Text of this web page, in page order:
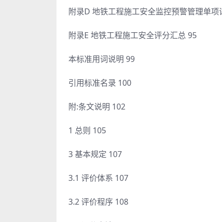
附录D 地铁工程施工安全监控预警管理单项
附录E 地铁工程施工安全评分汇总 95
本标准用词说明 99
引用标准名录 100
附:条文说明 102
1 总则 105
3 基本规定 107
3.1 评价体系 107
3.2 评价程序 108